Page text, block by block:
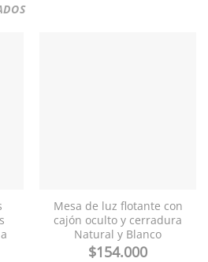
Mesa de luz flotante con
cajón oculto y cerradura
Natural y Blanco
$154.000